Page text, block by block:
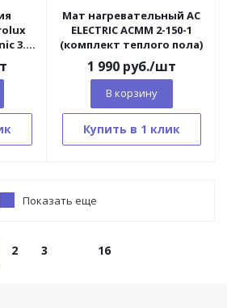
3.0,
Мат нагревательный AC
ELECTRIC ACMM 2-150-1
(комплект теплого пола)
1 990руб./шт
В корзину
Купить в 1 клик
Показать еще
2 3 16